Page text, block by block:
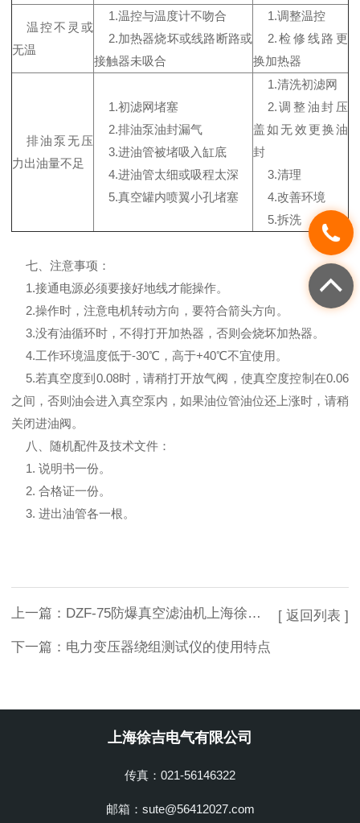
温控不灵或
无温
1.温控与温度计不吻合
2.加热器烧坏或线路断路或
接触器未吸合
1.调整温控
2.检修线路更
换加热器
排油泵无压
力出油量不足
1.初滤网堵塞
2.排油泵油封漏气
3.进油管被堵吸入缸底
4.进油管太细或吸程太深
5.真空罐内喷翼小孔堵塞
1.清洗初滤网
2.调整油封压
盖如无效更换油
封
3.清理
4.改善环境
5.拆洗
七、注意事项：
1.接通电源必须要接好地线才能操作。
2.操作时，注意电机转动方向，要符合箭头方向。
3.没有油循环时，不得打开加热器，否则会烧坏加热器。
4.工作环境温度低于-30℃，高于+40℃不宜使用。
5.若真空度到0.08时，请稍打开放气阀，使真空度控制在0.06
之间，否则油会进入真空泵内，如果油位管油位还上涨时，请稍
关闭进油阀。
八、随机配件及技术文件：
1. 说明书一份。
2. 合格证一份。
3. 进出油管各一根。
上一篇： DZF-75防爆真空滤油机上海徐吉电气
下一篇： 电力变压器绕组测试仪的使用特点
[ 返回列表 ]
上海徐吉电气有限公司
传真：021-56146322
邮箱：sute@56412027.com